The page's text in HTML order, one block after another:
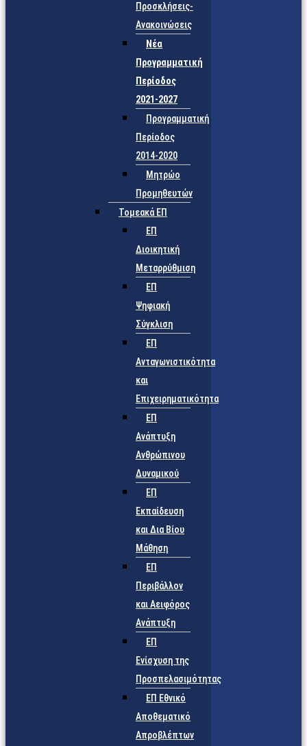
Προσκλήσεις-
Ανακοινώσεις
Νέα
Προγραμματική
Περίοδος
2021-2027
Προγραμματική
Περίοδος
2014-2020
Μητρώο
Προμηθευτών
Τομεακά ΕΠ
ΕΠ
Διοικητική
Μεταρρύθμιση
ΕΠ
Ψηφιακή
Σύγκλιση
ΕΠ
Ανταγωνιστικότητα
και
Επιχειρηματικότητα
ΕΠ
Ανάπτυξη
Ανθρώπινου
Δυναμικού
ΕΠ
Εκπαίδευση
και Δια Βίου
Μάθηση
ΕΠ
Περιβάλλον
και Αειφόρος
Ανάπτυξη
ΕΠ
Ενίσχυση της
Προσπελασιμότητας
ΕΠ Εθνικό
Αποθεματικό
Απροβλέπτων